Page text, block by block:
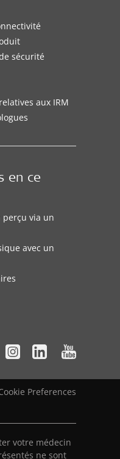
sécurité
aux IRM
en ce
perçu via un
avec un
Preferences
votre médecin
ne sont